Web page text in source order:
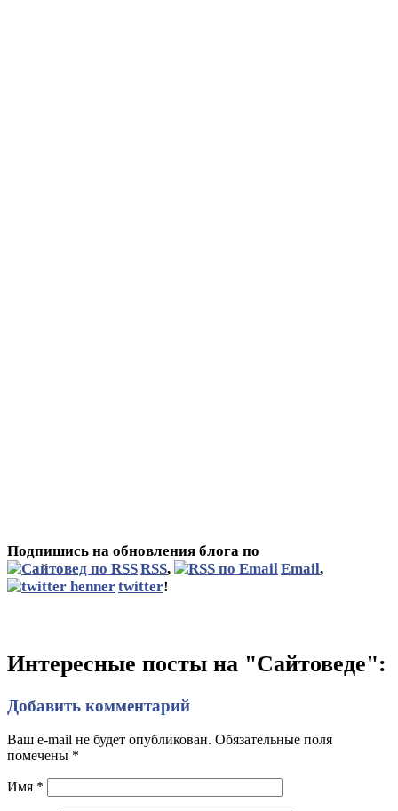
Подпишись на обновления блога по
RSS, Email,
twitter!
Интересные посты на "Сайтоведе":
Добавить комментарий
Ваш e-mail не будет опубликован. Обязательные поля
помечены *
Имя *